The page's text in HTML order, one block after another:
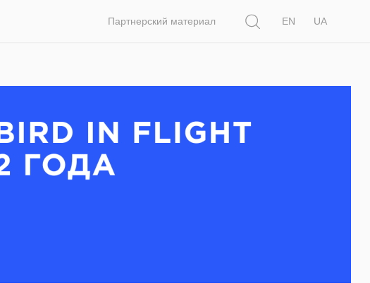
Партнерский материал
EN
UA